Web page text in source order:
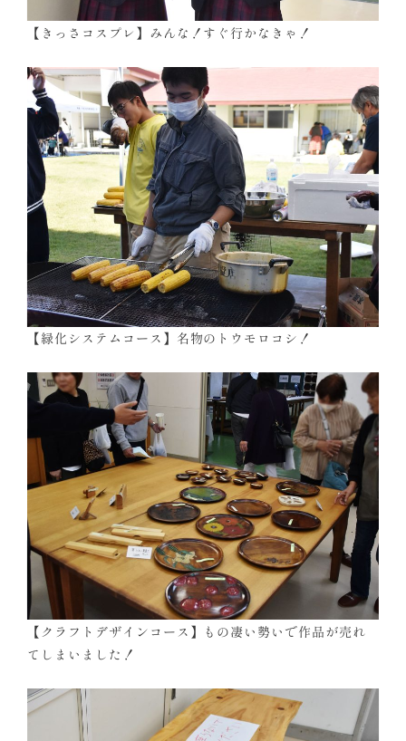
【きっさコスプレ】みんな！すぐ行かなきゃ！
【緑化システムコース】名物のトウモロコシ！
【クラフトデザインコース】もの凄い勢いで作品が売れ
てしまいました！